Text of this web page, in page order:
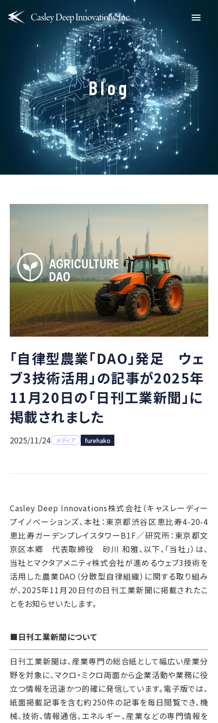
Menu
Blog
「自律型農業「DAO」発足 ウェ
ブ3技術活用」の記事が2025年
11月20日の「日刊工業新聞」に
掲載されました
2025/11/24 メディア furehako
Casley Deep Innovations株式会社（キャスレーディー
プイノベーションズ、本社：東京都渋谷区恵比寿4-20-4
恵比寿ガーデンプレイスタワーB1F／研究所：東京都文
京区本郷 代表取締役 砂川 和雅、以下、「当社」）は、
当社とマクタアメニティ株式会社が進めるウェブ3技術を
活用した農業DAO（分散型自律組織）に関する取り組み
が、2025年11月20日付の日刊工業新聞に掲載されたこ
とをお知らせいたします。
■日刊工業新聞について
日刊工業新聞は、産業専門の総合紙として幅広い産業分
野を対象に、マクロ・ミクロ両面から企業活動や業務に役
立つ情報を迅速かつ的確に発信しています。電子版では、
紙面掲載記事を含む約250件の記事を毎日閲覧でき、機
械、技術、情報通信、エネルギー、産業などの専門情報を